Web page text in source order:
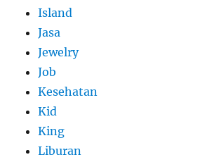
Island
Jasa
Jewelry
Job
Kesehatan
Kid
King
Liburan